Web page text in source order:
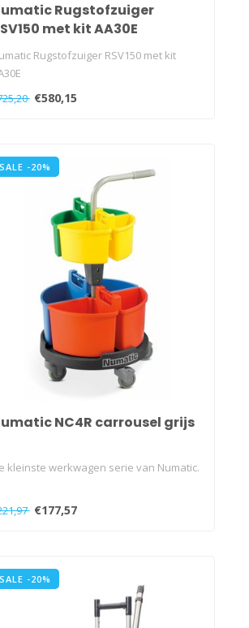
Rugstofzuiger
met kit AA30E
Rugstofzuiger RSV150 met kit
€580,15
SALE -20%
NC4R carrousel grijs
kleinste werkwagen serie van Numatic.
€177,57
SALE -20%